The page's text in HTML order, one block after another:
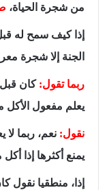
من شجرة الحياة،
إذا كيف سمح له
الجنة إلا شجرة
ربما تقول: كان
يعلم مفعول الأكل
نقول: نعم، ربما لا
يمنع أكثرها إذا أكل
إذا، منطقيا نقول